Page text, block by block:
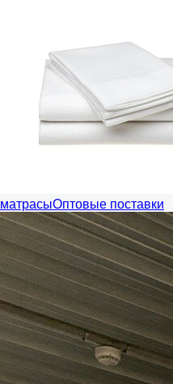
матрасыОптовые поставки